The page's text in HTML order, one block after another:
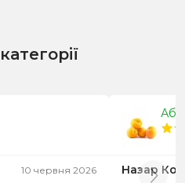
10 червня 2026
Назар